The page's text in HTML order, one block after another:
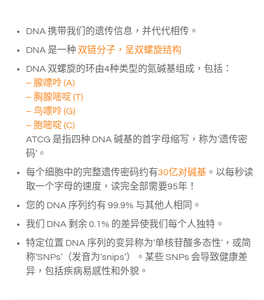
DNA 携带我们的遗传信息，并代代相传。
DNA 是一种 双链分子，呈双螺旋结构
DNA 双螺旋的环由4种类型的氮碱基组成，包括：
– 腺嘌呤 (A)
– 胸腺嘧啶 (T)
– 鸟嘌呤 (G)
– 胞嘧啶 (C)
ATCG 是指四种 DNA 碱基的首字母缩写，称为‘遗传密
码’。
每个细胞中的完整遗传密码约有30亿对碱基 。以每秒读
取一个字母的速度，读完全部需要95年！
您的 DNA 序列约有 99.9% 与其他人相同。
我们 DNA 剩余 0.1% 的差异使我们每个人独特。
特定位置 DNA 序列的变异称为‘单核苷酸多态性’，或简
称‘SNPs’（发音为‘snips’）。某些 SNPs 会导致健康差
异，包括疾病易感性和外貌。